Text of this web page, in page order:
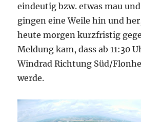
eindeutig bzw. etwas mau
gingen eine Weile hin und
heute morgen kurzfristig
Meldung kam, dass ab 11:30
Windrad Richtung Süd/
werde.